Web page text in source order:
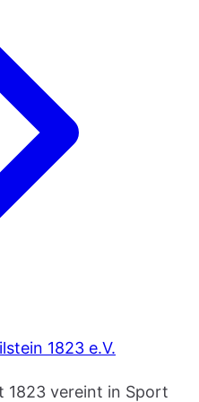
1823 e.V.
1823 vereint in Sport